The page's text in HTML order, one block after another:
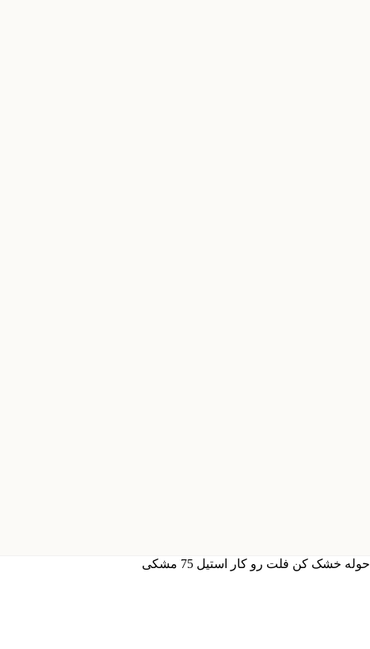
حوله خشک کن فلت رو کار استیل 75 مشکی